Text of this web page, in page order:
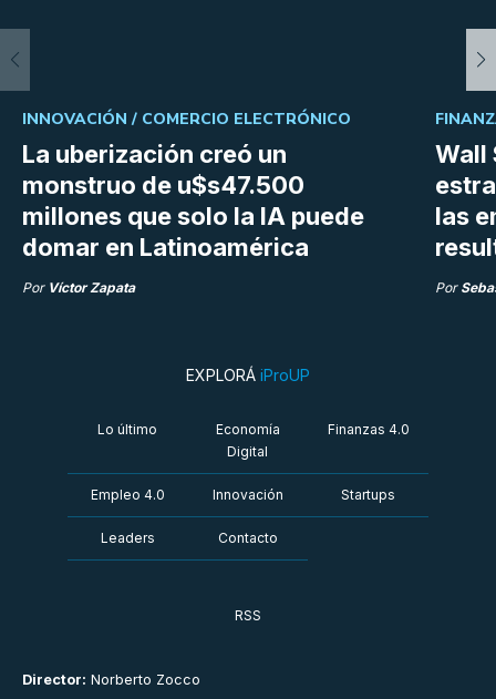
La uberización creó un
monstruo de u$s47.500
millones que solo la IA puede
domar en Latinoamérica
INNOVACIÓN / COMERCIO ELECTRÓNICO
Por Víctor Zapata
Wall
las
Por
Director: Norberto Zocco
EXPLORÁ iProUP
Lo último
Economía
Digital
Finanzas 4.0
Empleo 4.0 Innovación Startups
Leaders Contacto
RSS